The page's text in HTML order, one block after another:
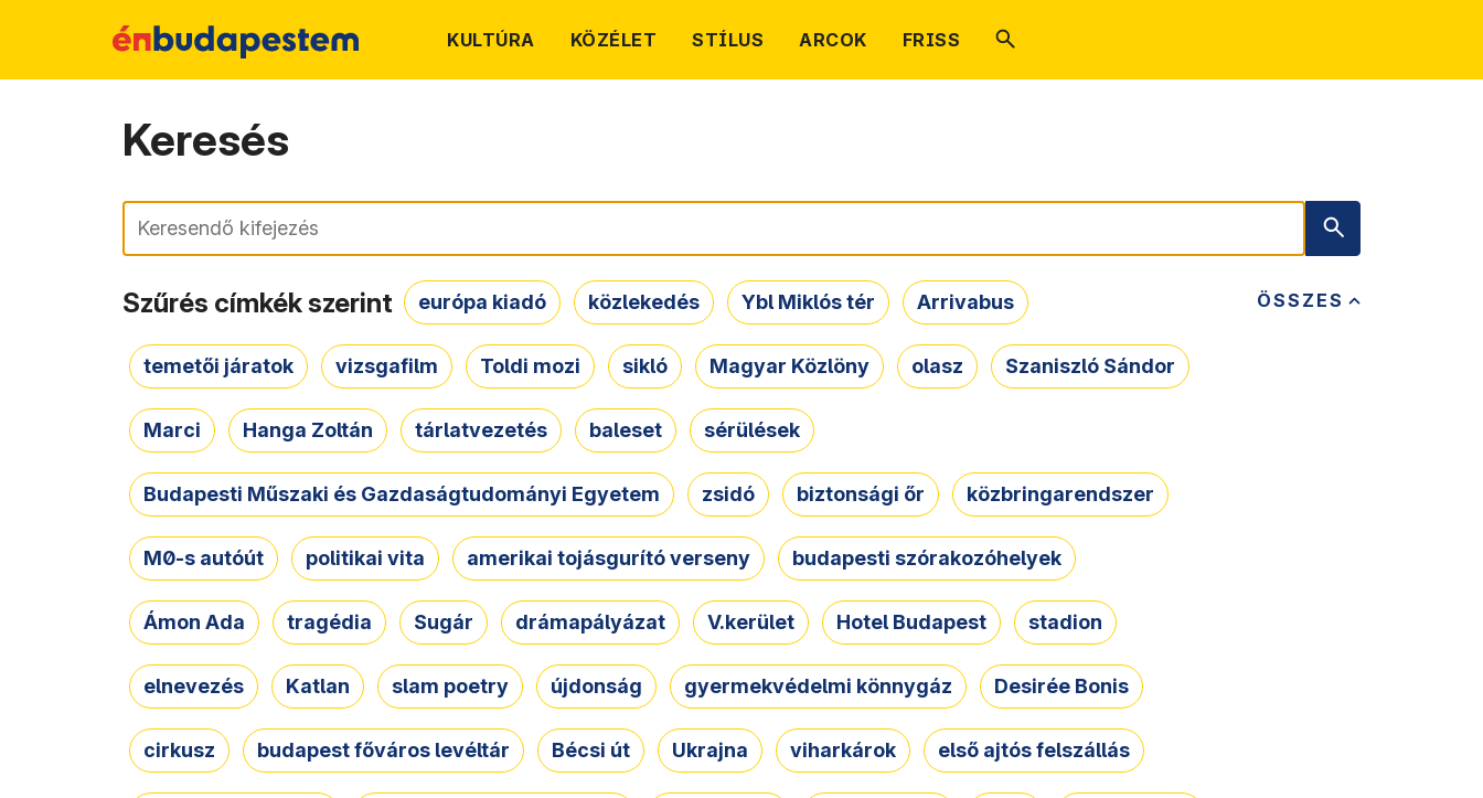
KULTÚRA KÖZÉLET STÍLUS ARCOK FRISS
Keresés
Keresés
ÖSSZES
Szűrés címkék szerint európa kiadó közlekedés Ybl Miklós tér Arrivabus
temetői járatok vizsgafilm Toldi mozi sikló Magyar Közlöny olasz Szaniszló Sándor
Marci Hanga Zoltán tárlatvezetés baleset sérülések
Budapesti Műszaki és Gazdaságtudományi Egyetem zsidó biztonsági őr közbringarendszer
M0-s autóút politikai vita amerikai tojásgurító verseny budapesti szórakozóhelyek
Ámon Ada tragédia Sugár drámapályázat V.kerület Hotel Budapest stadion
elnevezés Katlan slam poetry újdonság gyermekvédelmi könnygáz Desirée Bonis
cirkusz budapest főváros levéltár Bécsi út Ukrajna viharkárok első ajtós felszállás